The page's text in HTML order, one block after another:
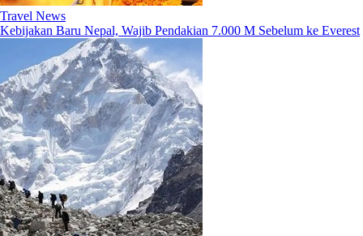
Travel News
Kebijakan Baru Nepal, Wajib Pendakian 7.000 M Sebelum ke Everest